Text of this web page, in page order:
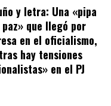
y letra: Una «pipa
que llegó por
en el oficialismo,
hay tensiones
en el PJ